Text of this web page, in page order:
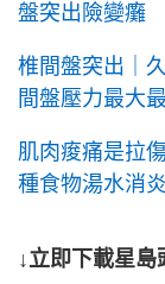
盤突出險變癱
椎間盤突出｜
間盤壓力最大
肌肉痠痛是拉
種食物湯水消
↓立即下載星島